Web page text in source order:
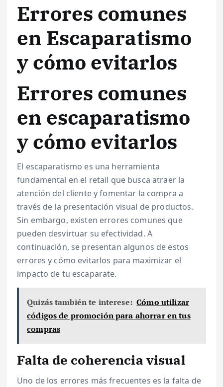
Errores comunes
en Escaparatismo
y cómo evitarlos
Errores comunes
en escaparatismo
y cómo evitarlos
El escaparatismo es una herramienta
fundamental en el retail que busca atraer la
atención del cliente y fomentar la compra a
través de la presentación visual de productos.
Sin embargo, existen errores comunes que
pueden desvirtuar su efectividad. A
continuación, se presentan algunos de estos
errores y cómo evitarlos para maximizar el
impacto de tu escaparate.
Quizás también te interese: Cómo utilizar
códigos de promoción para ahorrar en tus
compras
Falta de coherencia visual
Uno de los errores más frecuentes es la falta de